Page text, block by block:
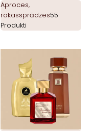
Aproces,
rokassprādzes55
Produkti